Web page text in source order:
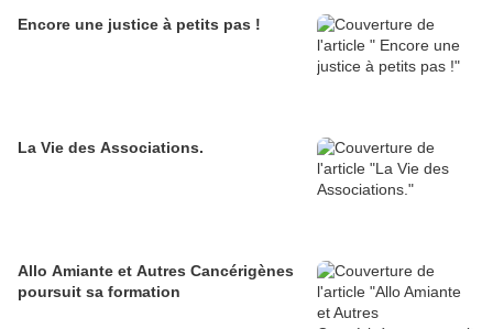
Encore une justice à petits pas !
La Vie des Associations.
Allo Amiante et Autres Cancérigènes
poursuit sa formation